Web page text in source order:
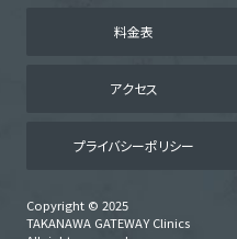
料金表
アクセス
プライバシーポリシー
Copyright © 2025
TAKANAWA GATEWAY Clinics